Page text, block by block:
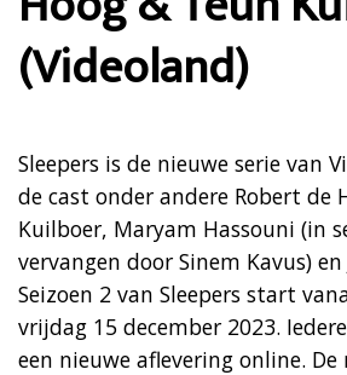
(Videoland)
Sleepers is de nieuwe serie van
de cast onder andere Robert de
Kuilboer, Maryam Hassouni (in
vervangen door Sinem Kavus)
Seizoen 2 van Sleepers start
vrijdag 15 december 2023.
een nieuwe aflevering online.